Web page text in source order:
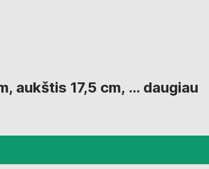
aukštis 17,5 cm, … daugiau